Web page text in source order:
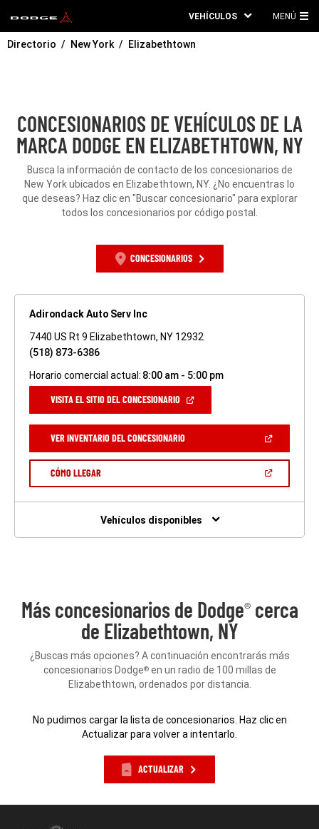
VEHÍCULOS MENÚ
Directorio New York Elizabethtown
CONCESIONARIOS DE VEHÍCULOS DE LA
MARCA DODGE EN ELIZABETHTOWN, NY
Busca la información de contacto de los concesionarios de
New York ubicados en Elizabethtown, NY. ¿No encuentras lo
que deseas? Haz clic en "Buscar concesionario" para explorar
todos los concesionarios por código postal.
CONCESIONARIOS
Adirondack Auto Serv Inc
7440 US Rt 9 Elizabethtown, NY 12932
(518) 873-6386
Horario comercial actual: 8:00 am - 5:00 pm
VISITA EL SITIO DEL CONCESIONARIO(ABRIR
VENTANA
NUEVA)
VER INVENTARIO DEL CONCESIONARIO(ABRIR
UNA
CÓMO LLEGAR(ABRIR
VENTANA
Vehículos disponibles
Más concesionarios de Dodge®cerca
de Elizabethtown, NY
¿Buscas más opciones? A continuación encontrarás más
concesionarios Dodge®en un radio de 100 millas de
Elizabethtown, ordenados por distancia.
No pudimos cargar la lista de concesionarios. Haz clic en
Actualizar para volver a intentarlo.
ACTUALIZAR